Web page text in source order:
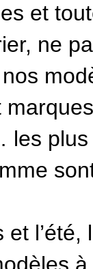
et
ne